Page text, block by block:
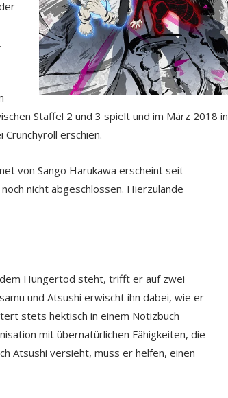
Staffel 2 und 3 spielt und im März 2018 in
erschien.
von Sango Harukawa erscheint seit
nicht abgeschlossen. Hierzulande
Hungertod steht, trifft er auf zwei
und Atsushi erwischt ihn dabei, wie er
stets hektisch in einem Notizbuch
mit übernatürlichen Fähigkeiten, die
Atsushi versieht, muss er helfen, einen